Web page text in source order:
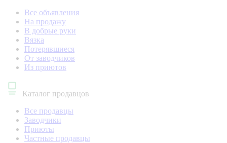
Все объявления
На продажу
В добрые руки
Вязка
Потерявшиеся
От заводчиков
Из приютов
Каталог продавцов
Все продавцы
Заводчики
Приюты
Частные продавцы